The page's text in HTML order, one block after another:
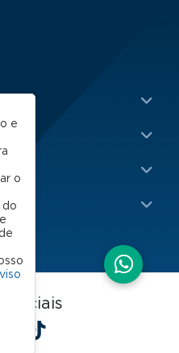
sociais
Spotify
e
o
do